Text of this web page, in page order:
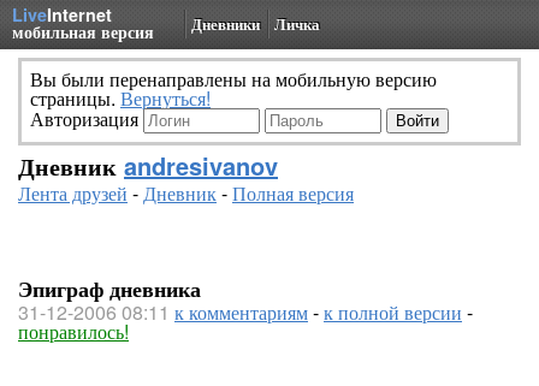
LiveInternet
мобильная версия Дневники Личка
Вы были перенаправлены на мобильную версию
страницы. Вернуться!
Авторизация
Дневник andresivanov
Лента друзей -Дневник-Полная версия
Эпиграф дневника
31-12-2006 08:11 к комментариям-к полной версии -
понравилось!